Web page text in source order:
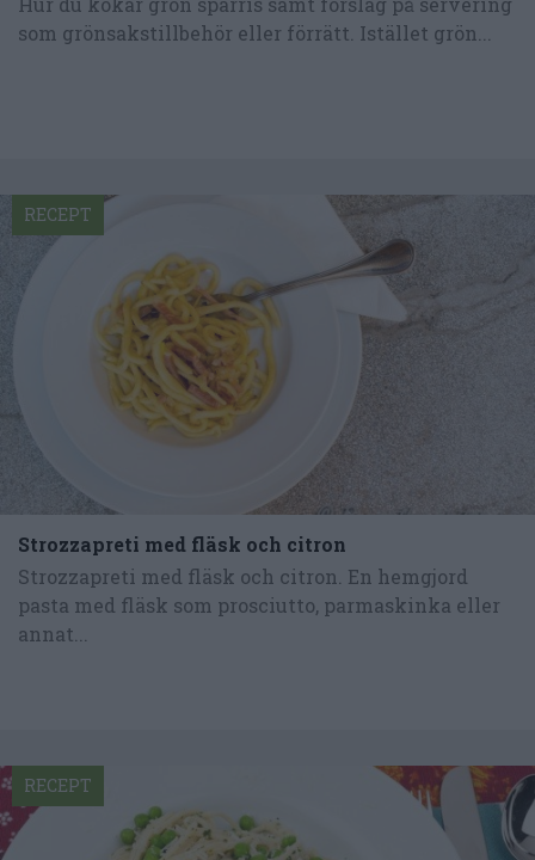
som grönsakstillbehör eller förrätt. Istället grön...
Strozzapreti med fläsk och citron
Strozzapreti med fläsk och citron. En hemgjord
pasta med fläsk som prosciutto, parmaskinka eller
annat...
RECEPT
RECEPT